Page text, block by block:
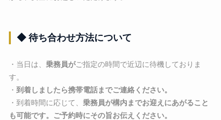
◆ 待ち合わせ方法について
・当日は、 乗務員がご指定の時間で近辺に待機しておりま
す。
・ 到着しましたら携帯電話までご連絡ください。
・到着時間に応じて、 乗務員が構内までお迎えにあがること
も可能です。ご予約時にその旨お伝えください。